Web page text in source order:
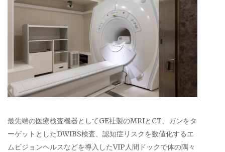
最先端の医療検査機器としてGE社製のMRIとCT、ガンをタ
ーゲットとしたDWIBS検査、認知症リスクを数値化するエ
ムビジョンヘルスなどを導入したVIP人間ドックで体の隅々